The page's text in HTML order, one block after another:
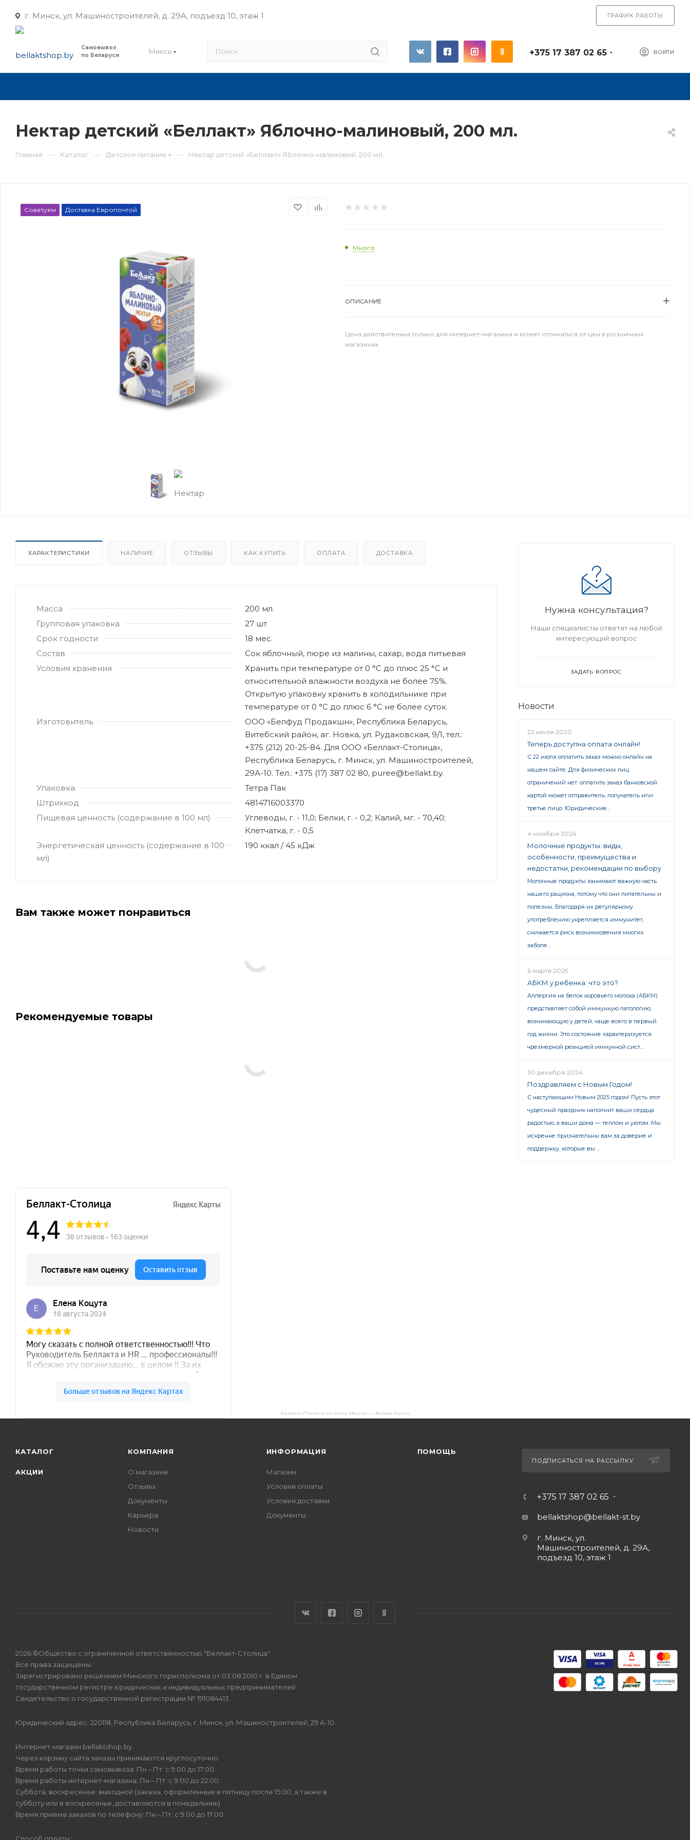
г. Минск, ул. Машиностроителей, д. 29А, подъезд 10, этаж 1 ГРАФИК РАБОТЫ
Самовывоз
по Беларуси
Минск ВОЙТИ
+375 17 387 02 65
Нектар детский «Беллакт» Яблочно-малиновый, 200 мл.
Главная — Каталог — Детское питание — Нектар детский «Беллакт» Яблочно-малиновый, 200 мл.
Советуем Доставка Европочтой
Много
ОПИСАНИЕ
Цена действительна только для интернет-магазина и может отличаться от цен в розничных
магазинах
ХАРАКТЕРИСТИКИ НАЛИЧИЕ ОТЗЫВЫ КАК КУПИТЬ ОПЛАТА ДОСТАВКА
Масса
200 мл.
Групповая упаковка
27 шт
Срок годности
18 мес.
Состав
Сок яблочный, пюре из малины, сахар, вода питьевая
Условия хранения
Хранить при температуре от 0 °С до плюс 25 °С и
относительной влажности воздуха не более 75%.
Открытую упаковку хранить в холодильнике при
температуре от 0 °С до плюс 6 °С не более суток.
Изготовитель
ООО «Белфуд Продакшн», Республика Беларусь,
Витебский район, аг. Новка, ул. Рудаковская, 9/1, тел.:
+375 (212) 20-25-84. Для ООО «Беллакт-Столица»,
Республика Беларусь, г. Минск, ул. Машиностроителей,
29А-10. Тел.: +375 (17) 387 02 80, puree@bellakt.by.
Упаковка
Тетра Пак
Штрихкод
4814716003370
Пищевая ценность (содержание в 100 мл)
Углеводы, г. - 11,0; Белки, г. - 0,2; Калий, мг. - 70,40;
Клетчатка, г. - 0,5
Энергетическая ценность (содержание в 100
мл)
190 ккал / 45 кДж
Вам также может понравиться
Рекомендуемые товары
Нужна консультация?
Наши специалисты ответят на любой
интересующий вопрос
ЗАДАТЬ ВОПРОС
Новости
22 июля 2020
Теперь доступна оплата онлайн!
С 22 июля оплатить заказ можно онлайн на
нашем сайте. Для физических лиц
ограничений нет: оплатить заказ банковской
картой может отправитель, получатель или
третье лицо. Юридические...
4 ноября 2024
Молочные продукты: виды,
особенности, преимущества и
недостатки, рекомендации по выбору
Молочные продукты занимают важную часть
нашего рациона, потому что они питательны и
полезны. Благодаря их регулярному
употреблению укрепляется иммунитет,
снижается риск возникновения многих
заболе...
6 марта 2025
АБКМ у ребенка: что это?
Аллергия на белок коровьего молока (АБКМ)
представляет собой иммунную патологию,
возникающую у детей, чаще всего в первый
год жизни. Это состояние характеризуется
чрезмерной реакцией иммунной сист...
30 декабря 2024
Поздравляем с Новым Годом!
С наступающим Новым 2025 годом! Пусть этот
чудесный праздник наполнит ваши сердца
радостью, а ваши дома — теплом и уютом. Мы
искренне признательны вам за доверие и
поддержку, которые вы ...
Беллакт-Столица на карте Минска — Яндекс Карты
КАТАЛОГ
АКЦИИ
КОМПАНИЯ
О магазине
Отзывы
Документы
Карьера
Новости
ИНФОРМАЦИЯ
Магазин
Условия оплаты
Условия доставки
Документы
ПОМОЩЬ
ПОДПИСАТЬСЯ НА РАССЫЛКУ
+375 17 387 02 65
bellaktshop@bellakt-st.by
г. Минск, ул.
Машиностроителей, д. 29А,
подъезд 10, этаж 1
2026 ©Общество с ограниченной ответственностью "Беллакт-Столица".
Все права защищены.
Зарегистрировано решением Минского горисполкома от 03.08.2010 г. в Едином
государственном регистре юридических и индивидуальных предпринимателей.
Свидетельство о государственной регистрации № 191084413.
Юридический адрес: 220118, Республика Беларусь, г. Минск, ул. Машиностроителей, 29 А-10.
Интернет-магазин bellaktshop.by.
Через корзину сайта заказы принимаются круглосуточно.
Время работы точки самовывоза: Пн – Пт: с 9:00 до 17:00.
Время работы интернет-магазина: Пн – Пт: с 9:00 до 22:00.
Суббота, воскресенье: выходной (заказы, оформленные в пятницу после 15:00, а также в
субботу или в воскресенье, доставляются в понедельник)
Время приема заказов по телефону: Пн – Пт: с 9:00 до 17:00.